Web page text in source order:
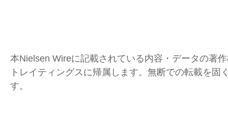
本Nielsen Wireに記載されている内容・データの著
トレイティングスに帰属します。無断での転載を固
す。